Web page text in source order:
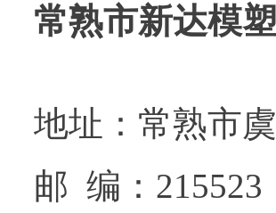
常熟市新达模
地址：常熟市
邮 编：215523